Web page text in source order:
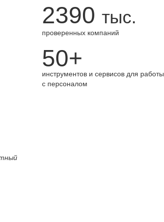
2390 тыс.
проверенных компаний
50+
инструментов и сервисов для работы
с персоналом